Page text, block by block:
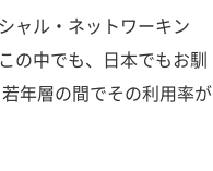
ャル・ネットワーキン
の中でも、日本でもお馴
年層の間でその利用率が